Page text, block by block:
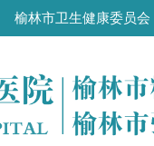
榆林市卫生健康委员会